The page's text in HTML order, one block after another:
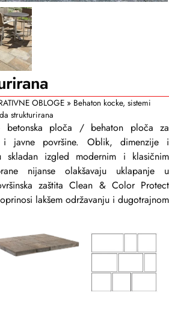
OBLOGE » Behaton kocke, sistemi
strukturirana
betonska ploča / behaton ploča za
i javne površine. Oblik, dimenzije i
skladan izgled modernim i klasičnim
nijanse olakšavaju uklapanje u
zaštita Clean & Color Protect
lakšem održavanju i dugotrajnom